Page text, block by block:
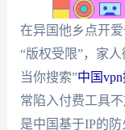
在异国他乡点开
“版权受限”，家
当你搜索”中国
常陷入付费工具
是中国基于IP的